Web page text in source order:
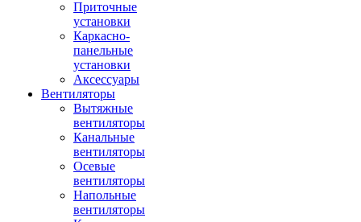
Приточные
установки
Каркасно-
панельные
установки
Аксессуары
Вентиляторы
Вытяжные
вентиляторы
Канальные
вентиляторы
Осевые
вентиляторы
Напольные
вентиляторы